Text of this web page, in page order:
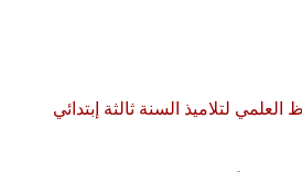
لتلاميذ السنة ثالثة إبتدائي